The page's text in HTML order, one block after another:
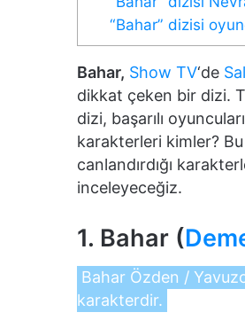
“Bahar” dizisi
Bahar, Show TV‘de
dikkat çeken bir dizi.
dizi, başarılı
karakterleri kimler? Bu
canlandırdığı
inceleyeceğiz.
1. Bahar (
Bahar Özden /
karakterdir.